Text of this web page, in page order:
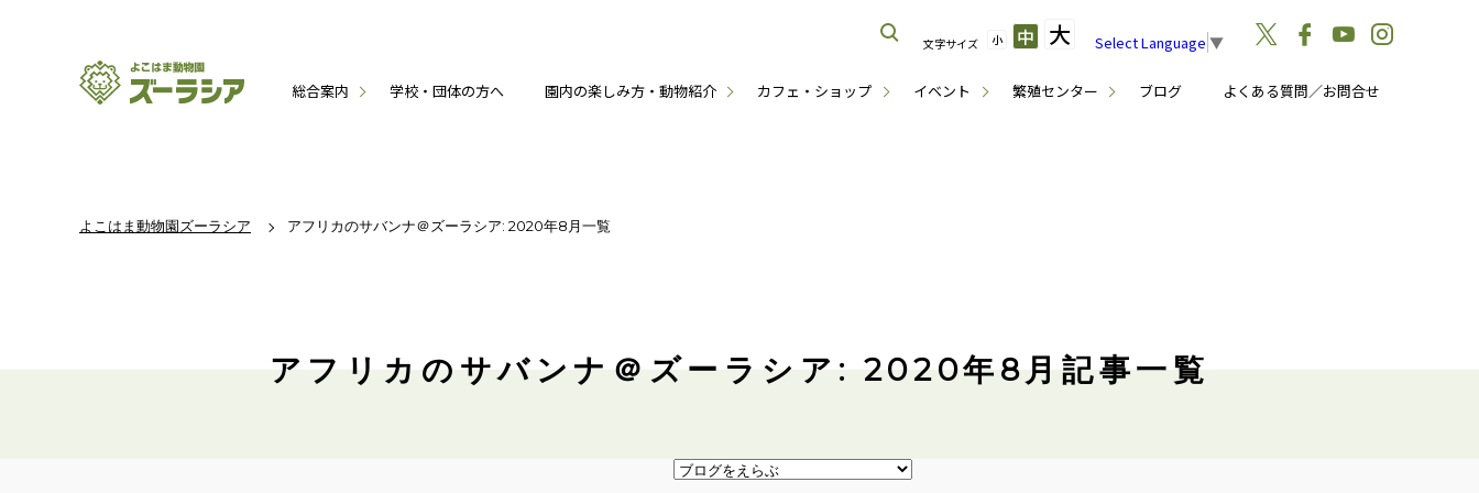
総合案内 学校・団体の方へ 園内の楽しみ方・動物紹介 カフェ・ショップ イベント 繁殖センター ブログ よくある質問／お問合せ
文字サイズ 小 中 大 Select Language ▼
よこはま動物園ズーラシア アフリカのサバンナ＠ズーラシア: 2020年8月一覧
アフリカのサバンナ＠ズーラシア: 2020年8月記事一覧